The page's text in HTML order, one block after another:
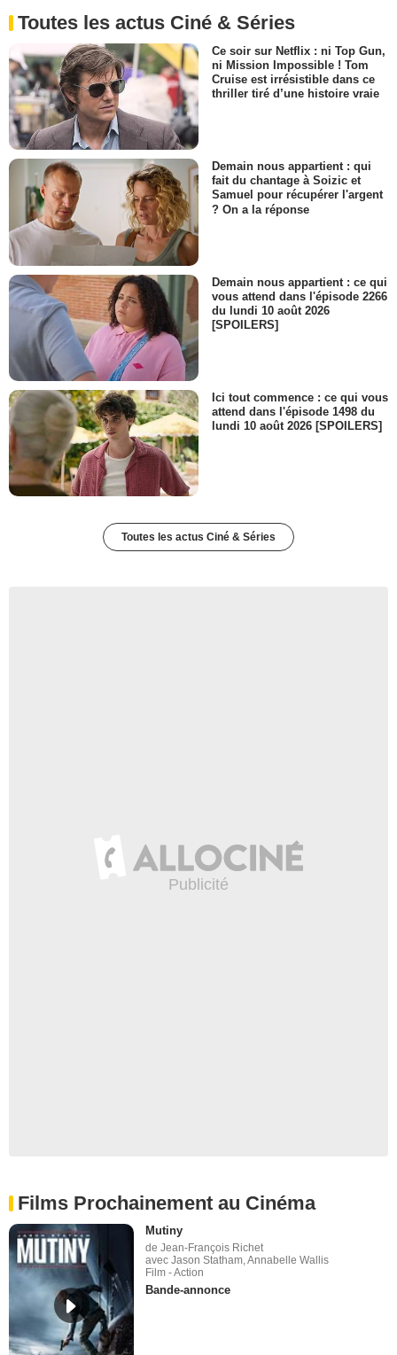
Toutes les actus Ciné & Séries
Ce soir sur Netflix : ni Top Gun,
ni Mission Impossible ! Tom
Cruise est irrésistible dans ce
thriller tiré d’une histoire vraie
Demain nous appartient : qui
fait du chantage à Soizic et
Samuel pour récupérer l'argent
? On a la réponse
Demain nous appartient : ce qui
vous attend dans l'épisode 2266
du lundi 10 août 2026
[SPOILERS]
Ici tout commence : ce qui vous
attend dans l'épisode 1498 du
lundi 10 août 2026 [SPOILERS]
Toutes les actus Ciné & Séries
Films Prochainement au Cinéma
Mutiny
de Jean-François Richet
avec Jason Statham, Annabelle Wallis
Film - Action
Bande-annonce